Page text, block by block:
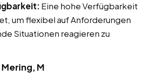
Eine hohe Verfügbarkeit
um flexibel auf Anforderungen
Situationen reagieren zu
M